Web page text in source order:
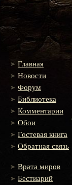
Главная
Новости
Форум
Библиотека
Комментарии
Обои
Гостевая книга
Обратная связь
Врата миров
Бестиарий